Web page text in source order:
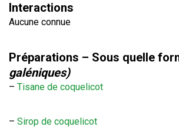
Interactions
Aucune connue
Préparations – Sous quelle
galéniques)
– Tisane de coquelicot
– Sirop de coquelicot